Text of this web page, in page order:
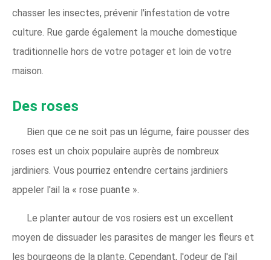
chasser les insectes, prévenir l'infestation de votre
culture. Rue garde également la mouche domestique
traditionnelle hors de votre potager et loin de votre
maison.
Des roses
Bien que ce ne soit pas un légume, faire pousser des
roses est un choix populaire auprès de nombreux
jardiniers. Vous pourriez entendre certains jardiniers
appeler l'ail la « rose puante ».
Le planter autour de vos rosiers est un excellent
moyen de dissuader les parasites de manger les fleurs et
les bourgeons de la plante. Cependant, l'odeur de l'ail